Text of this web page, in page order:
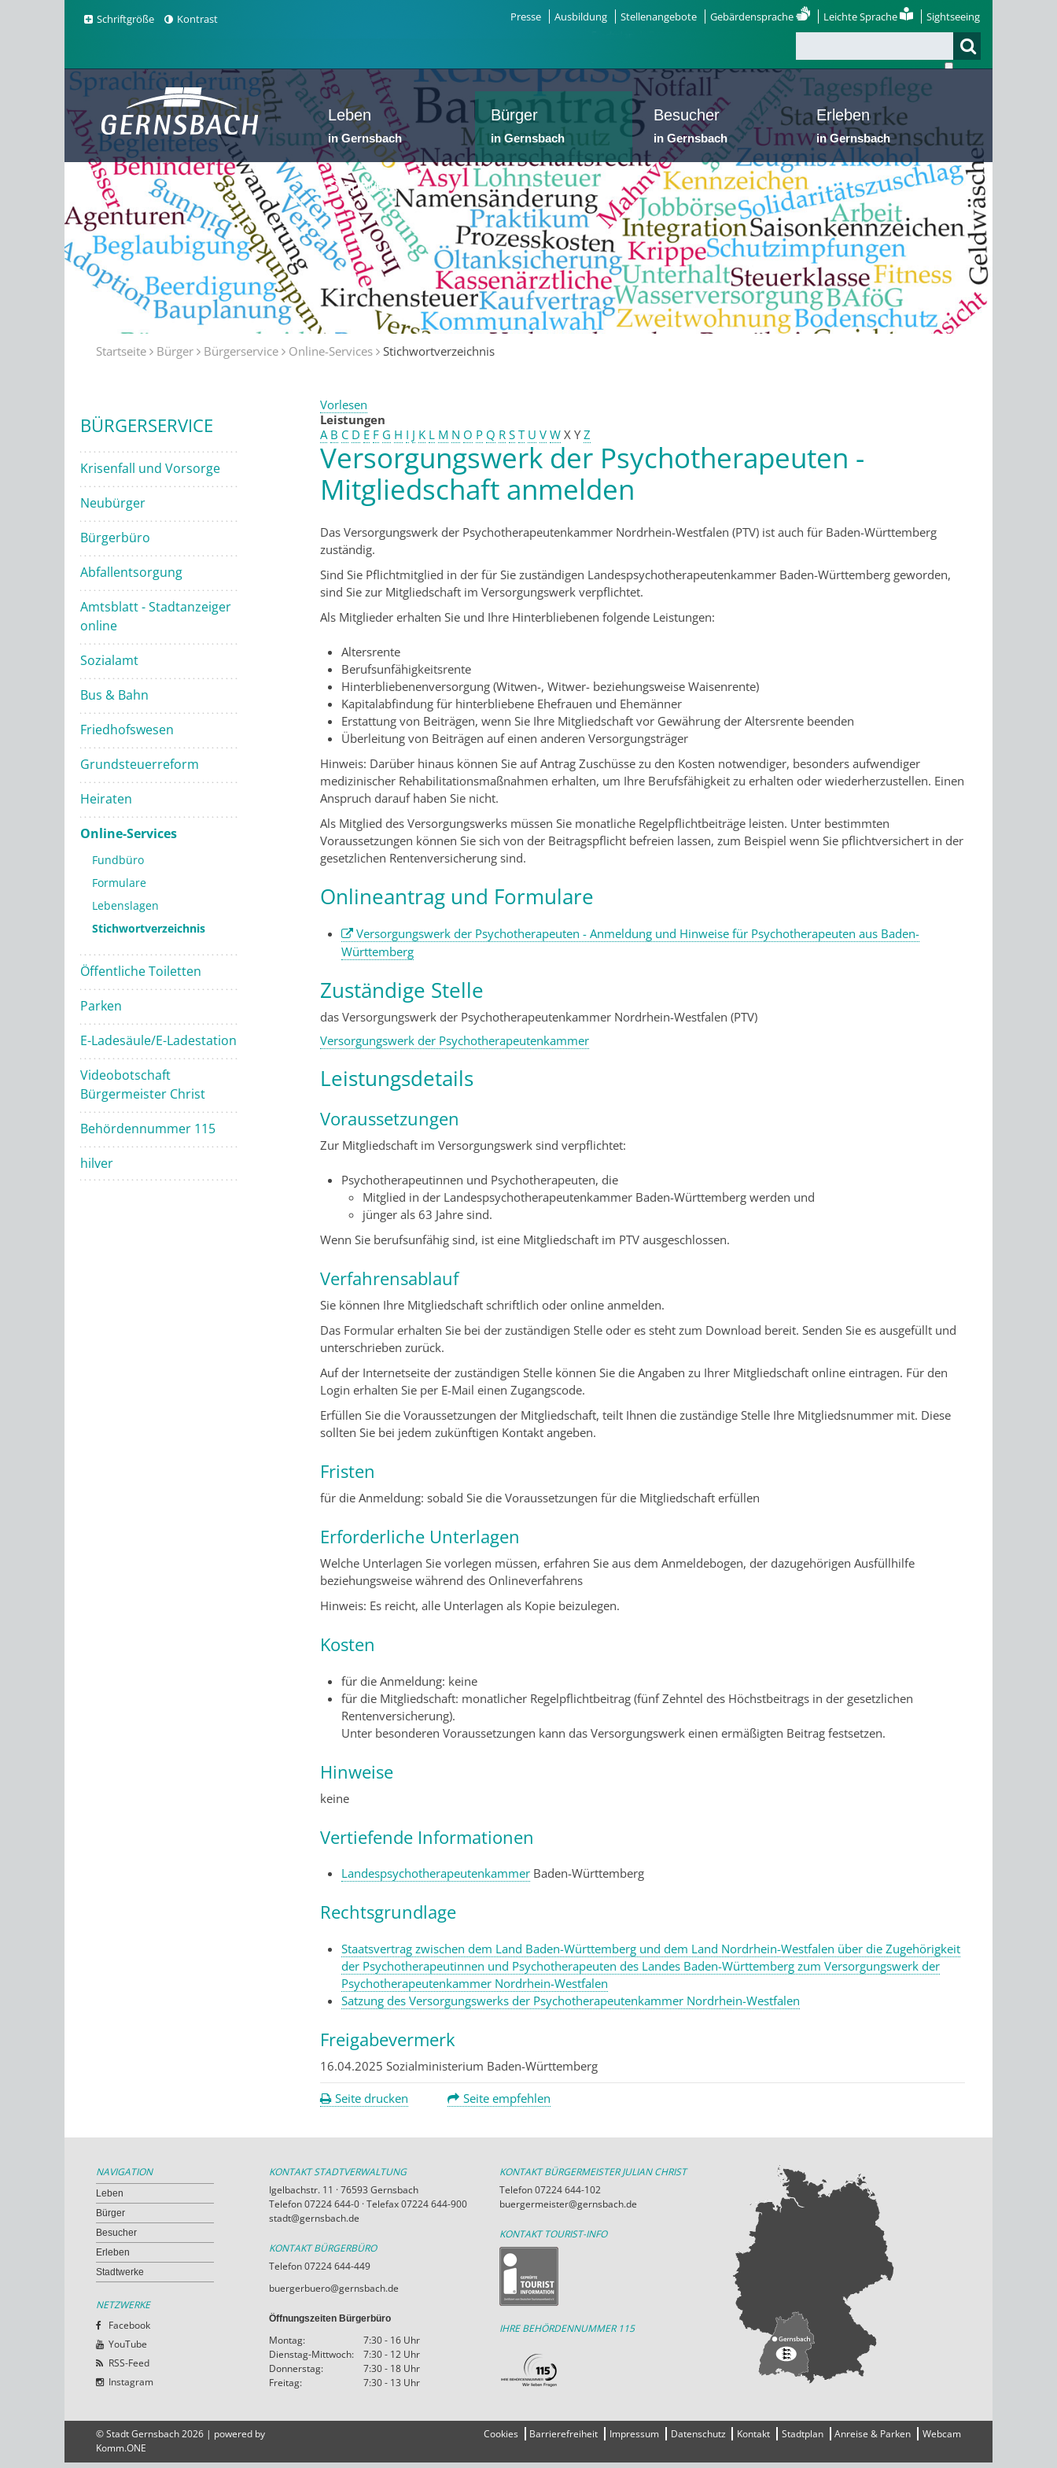
Schriftgröße Kontrast Presse Ausbildung Stellenangebote Gebärdensprache Leichte Sprache Sightseeing
Leben
in Gernsbach
Bürger
in Gernsbach
Besucher
in Gernsbach
Erleben
in Gernsbach
Stadtwerke
Startseite Bürger Bürgerservice Online-Services Stichwortverzeichnis
BÜRGERSERVICE
Krisenfall und Vorsorge
Neubürger
Bürgerbüro
Abfallentsorgung
Amtsblatt - Stadtanzeiger
online
Sozialamt
Bus & Bahn
Friedhofswesen
Grundsteuerreform
Heiraten
Online-Services
Fundbüro
Formulare
Lebenslagen
Stichwortverzeichnis
Öffentliche Toiletten
Parken
E-Ladesäule/E-Ladestation
Videobotschaft
Bürgermeister Christ
Behördennummer 115
hilver
Vorlesen
Leistungen
A B C D E F G H I J K L M N O P Q R S T U V W X Y Z
Versorgungswerk der Psychotherapeuten -
Mitgliedschaft anmelden
Das Versorgungswerk der Psychotherapeutenkammer Nordrhein-Westfalen (PTV) ist auch für Baden-Württemberg
zuständig.
Sind Sie Pflichtmitglied in der für Sie zuständigen Landespsychotherapeutenkammer Baden-Württemberg geworden,
sind Sie zur Mitgliedschaft im Versorgungswerk verpflichtet.
Als Mitglieder erhalten Sie und Ihre Hinterbliebenen folgende Leistungen:
Altersrente
Berufsunfähigkeitsrente
Hinterbliebenenversorgung (Witwen-, Witwer- beziehungsweise Waisenrente)
Kapitalabfindung für hinterbliebene Ehefrauen und Ehemänner
Erstattung von Beiträgen, wenn Sie Ihre Mitgliedschaft vor Gewährung der Altersrente beenden
Überleitung von Beiträgen auf einen anderen Versorgungsträger
Hinweis: Darüber hinaus können Sie auf Antrag Zuschüsse zu den Kosten notwendiger, besonders aufwendiger
medizinischer Rehabilitationsmaßnahmen erhalten, um Ihre Berufsfähigkeit zu erhalten oder wiederherzustellen. Einen
Anspruch darauf haben Sie nicht.
Als Mitglied des Versorgungswerks müssen Sie monatliche Regelpflichtbeiträge leisten. Unter bestimmten
Voraussetzungen können Sie sich von der Beitragspflicht befreien lassen, zum Beispiel wenn Sie pflichtversichert in der
gesetzlichen Rentenversicherung sind.
Onlineantrag und Formulare
Versorgungswerk der Psychotherapeuten - Anmeldung und Hinweise für Psychotherapeuten aus Baden-
Württemberg
Zuständige Stelle
das Versorgungswerk der Psychotherapeutenkammer Nordrhein-Westfalen (PTV)
Versorgungswerk der Psychotherapeutenkammer
Leistungsdetails
Voraussetzungen
Zur Mitgliedschaft im Versorgungswerk sind verpflichtet:
Psychotherapeutinnen und Psychotherapeuten, die
Mitglied in der Landespsychotherapeutenkammer Baden-Württemberg werden und
jünger als 63 Jahre sind.
Wenn Sie berufsunfähig sind, ist eine Mitgliedschaft im PTV ausgeschlossen.
Verfahrensablauf
Sie können Ihre Mitgliedschaft schriftlich oder online anmelden.
Das Formular erhalten Sie bei der zuständigen Stelle oder es steht zum Download bereit. Senden Sie es ausgefüllt und
unterschrieben zurück.
Auf der Internetseite der zuständigen Stelle können Sie die Angaben zu Ihrer Mitgliedschaft online eintragen. Für den
Login erhalten Sie per E-Mail einen Zugangscode.
Erfüllen Sie die Voraussetzungen der Mitgliedschaft, teilt Ihnen die zuständige Stelle Ihre Mitgliedsnummer mit. Diese
sollten Sie bei jedem zukünftigen Kontakt angeben.
Fristen
für die Anmeldung: sobald Sie die Voraussetzungen für die Mitgliedschaft erfüllen
Erforderliche Unterlagen
Welche Unterlagen Sie vorlegen müssen, erfahren Sie aus dem Anmeldebogen, der dazugehörigen Ausfüllhilfe
beziehungsweise während des Onlineverfahrens
Hinweis: Es reicht, alle Unterlagen als Kopie beizulegen.
Kosten
für die Anmeldung: keine
für die Mitgliedschaft: monatlicher Regelpflichtbeitrag (fünf Zehntel des Höchstbeitrags in der gesetzlichen
Rentenversicherung).
Unter besonderen Voraussetzungen kann das Versorgungswerk einen ermäßigten Beitrag festsetzen.
Hinweise
keine
Vertiefende Informationen
Landespsychotherapeutenkammer Baden-Württemberg
Rechtsgrundlage
Staatsvertrag zwischen dem Land Baden-Württemberg und dem Land Nordrhein-Westfalen über die Zugehörigkeit
der Psychotherapeutinnen und Psychotherapeuten des Landes Baden-Württemberg zum Versorgungswerk der
Psychotherapeutenkammer Nordrhein-Westfalen
Satzung des Versorgungswerks der Psychotherapeutenkammer Nordrhein-Westfalen
Freigabevermerk
16.04.2025 Sozialministerium Baden-Württemberg
Seite drucken Seite empfehlen
NAVIGATION
Leben
Bürger
Besucher
Erleben
Stadtwerke
NETZWERKE
Facebook
YouTube
RSS-Feed
Instagram
KONTAKT STADTVERWALTUNG
Igelbachstr. 11 · 76593 Gernsbach
Telefon 07224 644-0 · Telefax 07224 644-900
stadt@gernsbach.de
KONTAKT BÜRGERBÜRO
Telefon 07224 644-449
buergerbuero@gernsbach.de
Öffnungszeiten Bürgerbüro
Montag:
7:30 - 16 Uhr
Dienstag-Mittwoch:
7:30 - 12 Uhr
Donnerstag:
7:30 - 18 Uhr
Freitag:
7:30 - 13 Uhr
KONTAKT BÜRGERMEISTER JULIAN CHRIST
Telefon 07224 644-102
buergermeister@gernsbach.de
KONTAKT TOURIST-INFO
IHRE BEHÖRDENNUMMER 115
© Stadt Gernsbach 2026 | powered by
Komm.ONE
Cookies Barrierefreiheit Impressum Datenschutz Kontakt Stadtplan Anreise & Parken Webcam